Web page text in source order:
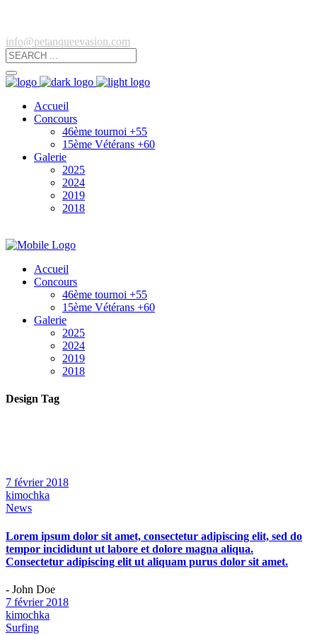
info@petanqueevasion.com
Accueil
Concours
46ème tournoi +55
15ème Vétérans +60
Galerie
2025
2024
2019
2018
Accueil
Concours
46ème tournoi +55
15ème Vétérans +60
Galerie
2025
2024
2019
2018
Design Tag
7 février 2018
kimochka
News
Lorem ipsum dolor sit amet, consectetur adipiscing elit, sed do
tempor incididunt ut labore et dolore magna aliqua.
Consectetur adipiscing elit ut aliquam purus dolor sit amet.
- John Doe
7 février 2018
kimochka
Surfing